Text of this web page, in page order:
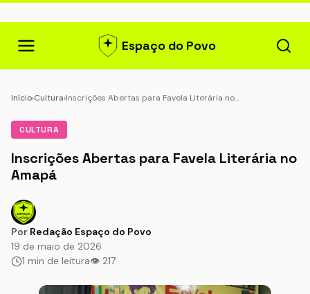
Espaço do Povo
Início›Cultura›Inscrições Abertas para Favela Literária no…
CULTURA
Inscrições Abertas para Favela Literária no
Amapá
Por Redação Espaço do Povo
19 de maio de 2026
1 min de leitura👁 217